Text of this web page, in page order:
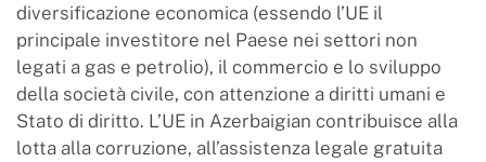
diversificazione economica (essendo l’UE il
principale investitore nel Paese nei settori non
legati a gas e petrolio), il commercio e lo sviluppo
della società civile, con attenzione a diritti umani e
Stato di diritto. L’UE in Azerbaigian contribuisce alla
lotta alla corruzione, all’assistenza legale gratuita